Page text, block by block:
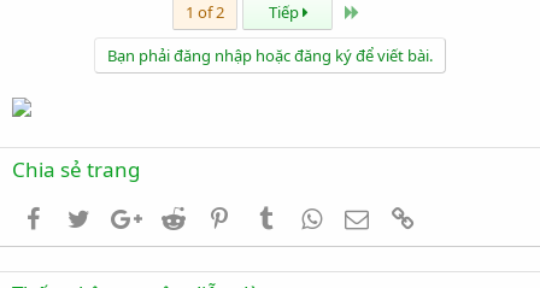
1 of 2 Tiếp
Bạn phải đăng nhập hoặc đăng ký để viết bài.
Chia sẻ trang
Thống kê truy cập diễn đàn